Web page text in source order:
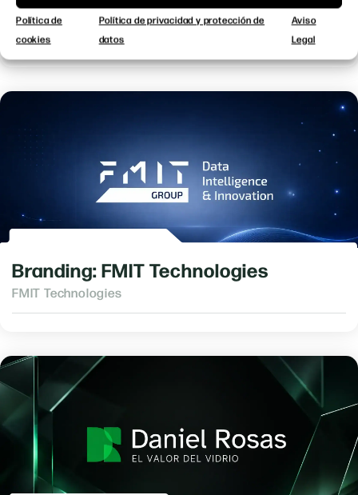
Política de
cookies
Política de privacidad y protección de
datos
Aviso
Legal
Versagrit
Branding: FMIT Technologies
FMIT Technologies